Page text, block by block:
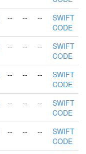
-- -- --
SWIFT
CODE
-- -- --
SWIFT
CODE
-- -- --
SWIFT
CODE
-- -- --
SWIFT
CODE
-- -- --
SWIFT
CODE